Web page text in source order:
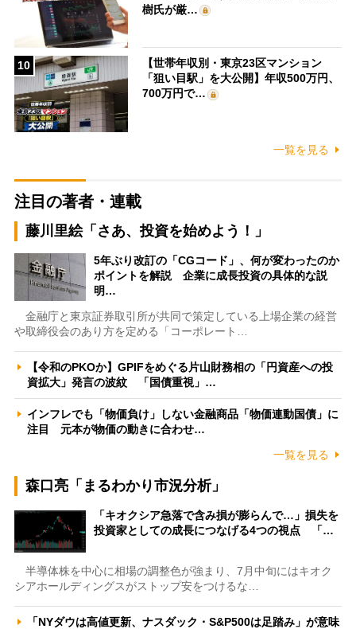
樹氏が厳…
10
【世帯年収別・東京23区マンション
「狙い目駅」を大公開】年収500万円、
700万円で…
一覧を見る
注目の著者・連載
藤川里絵「さあ、投資を始めよう！」
5年ぶり改訂の「CGコード」、何が変わったのか
ポイントを解説 企業に成長投資の具体的な説
明…
金融庁と東京証券取引所が共同で策定している上場企業の経営
や取締役会のあり方を定める「コーポレート…
【令和のPKOか】GPIFをめぐる片山財務相の「円資産への投
資拡大」発言の波紋 「国債重視」…
インフレでも「物価負け」しない金融商品「物価連動国債」に
注目 元本が物価の動きに合わせ…
一覧を見る
森口亮「まるわかり市況分析」
「キオクシア急落で含み損が膨らんで…」損失を
投資家としての成長につなげる4つの視点 「…
半導体株を中心に相場の調整色が強まり、7月中旬にはキオク
シアホールディングスがストップ安をつけるな…
「NYダウは高値更新、ナスダック・S&P500は足踏み」が意味